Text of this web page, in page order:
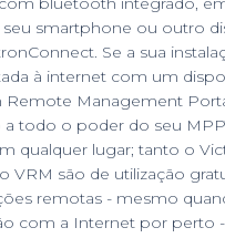
smartphone ou outro
Se a sua
à internet com um
Remote Management
a todo o poder do seu
qualquer lugar; tanto o
VRM são de utilização
remotas - mesmo
com a Internet por perto